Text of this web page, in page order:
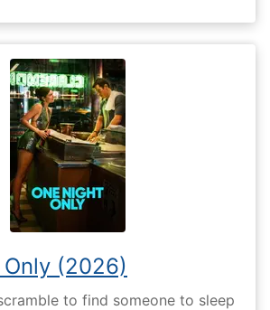
(2026)
to find someone to sleep